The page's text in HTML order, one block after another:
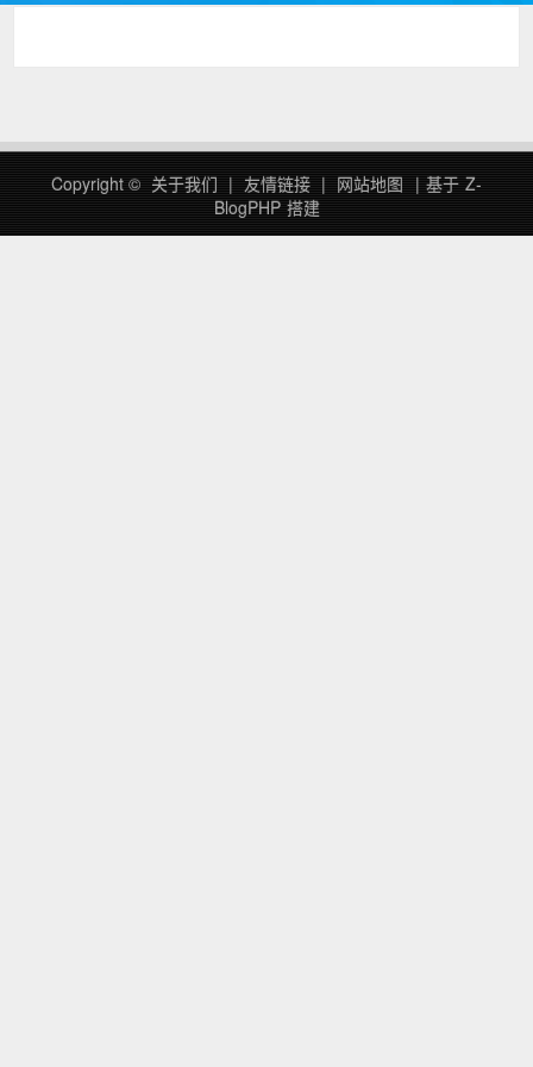
Copyright © 关于我们 | 友情链接 | 网站地图 | 基于 Z-
BlogPHP 搭建